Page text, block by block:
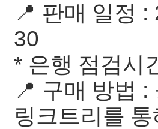
📍 판매 일정
30
* 은행 점검시
📍 구매 방법
링크트리를